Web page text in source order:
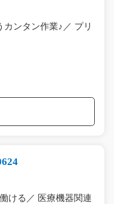
ンタン作業♪／ プリ
ける／ 医療機器関連